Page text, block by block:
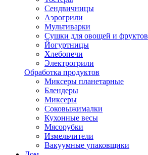
Сендвичницы
Аэрогрили
Мультиварки
Сушки для овощей и фруктов
Йогуртницы
Хлебопечи
Электрогрили
Обработка продуктов
Миксеры планетарные
Блендеры
Миксеры
Соковыжималки
Кухонные весы
Мясорубки
Измельчители
Вакуумные упаковщики